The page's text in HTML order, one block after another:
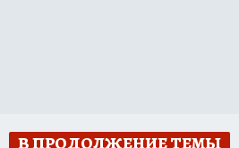
В ПРОДОЛЖЕНИЕ ТЕМЫ